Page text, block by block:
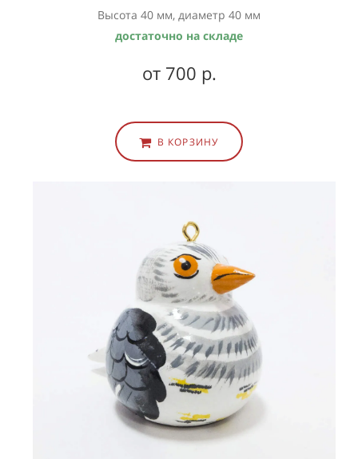
Высота 40 мм, диаметр 40 мм
достаточно на складе
от 700 р.
В КОРЗИНУ